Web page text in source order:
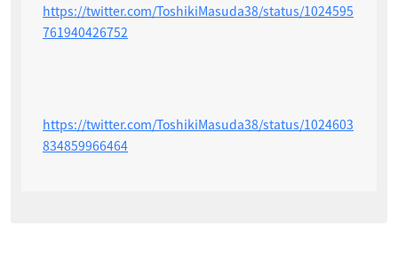
https://twitter.com/ToshikiMasuda38/status/1024595
761940426752
https://twitter.com/ToshikiMasuda38/status/1024603
834859966464